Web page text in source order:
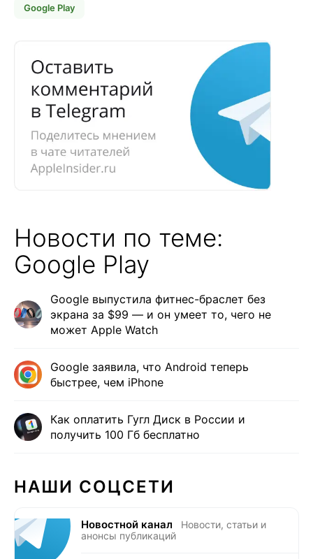
Google Play
Новости по теме:
Google Play
Google выпустила фитнес-браслет без
экрана за $99 — и он умеет то, чего не
может Apple Watch
Google заявила, что Android теперь
быстрее, чем iPhone
Как оплатить Гугл Диск в России и
получить 100 Гб бесплатно
НАШИ СОЦСЕТИ
Новостной канал
Новости, статьи и
анонсы публикаций